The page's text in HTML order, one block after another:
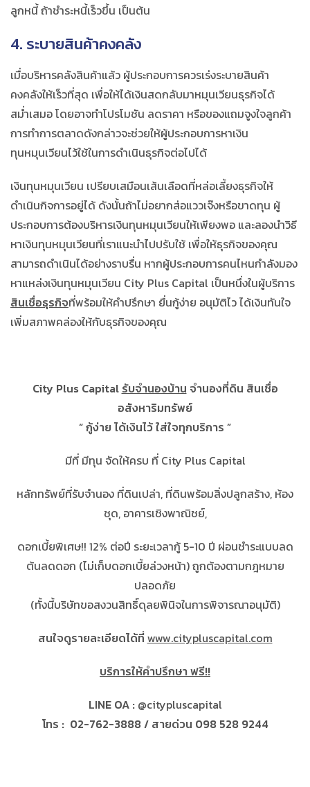
ลูกหนี้ ถ้าชำระหนี้เร็วขึ้น เป็นต้น
4. ระบายสินค้าคงคลัง
เมื่อบริหารคลังสินค้าแล้ว ผู้ประกอบการควรเร่งระบายสินค้า
คงคลังให้เร็วที่สุด เพื่อให้ได้เงินสดกลับมาหมุนเวียนธุรกิจได้
สม่ำเสมอ โดยอาจทำโปรโมชัน ลดราคา หรือของแถมจูงใจลูกค้า
การทำการตลาดดังกล่าวจะช่วยให้ผู้ประกอบการหาเงิน
ทุนหมุนเวียนไว้ใช้ในการดำเนินธุรกิจต่อไปได้
เงินทุนหมุนเวียน เปรียบเสมือนเส้นเลือดที่หล่อเลี้ยงธุรกิจให้
ดำเนินกิจการอยู่ได้ ดังนั้นถ้าไม่อยากส่อแววเจ๊งหรือขาดทุน ผู้
ประกอบการต้องบริหารเงินทุนหมุนเวียนให้เพียงพอ และลองนำวิธี
หาเงินทุนหมุนเวียนที่เราแนะนำไปปรับใช้ เพื่อให้ธุรกิจของคุณ
สามารถดำเนินได้อย่างราบรื่น หากผู้ประกอบการคนไหนกำลังมอง
หาแหล่งเงินทุนหมุนเวียน City Plus Capital เป็นหนึ่งในผู้บริการ
สินเชื่อธุรกิจที่พร้อมให้คำปรึกษา ยื่นกู้ง่าย อนุมัติไว ได้เงินทันใจ
เพิ่มสภาพคล่องให้กับธุรกิจของคุณ
City Plus Capital รับจำนองบ้าน จำนองที่ดิน สินเชื่อ
อสังหาริมทรัพย์
“ กู้ง่าย ได้เงินไว้ ใส่ใจทุกบริการ ”
มีที่ มีทุน จัดให้ครบ ที่ City Plus Capital
หลักทรัพย์ที่รับจำนอง ที่ดินเปล่า, ที่ดินพร้อมสิ่งปลูกสร้าง, ห้อง
ชุด, อาคารเชิงพาณิชย์,
ดอกเบี้ยพิเศษ!! 12% ต่อปี ระยะเวลากู้ 5-10 ปี ผ่อนชำระแบบลด
ต้นลดดอก (ไม่เก็บดอกเบี้ยล่วงหน้า) ถูกต้องตามกฎหมาย
ปลอดภัย
(ทั้งนี้บริษัทขอสงวนสิทธิ์ดุลยพินิจในการพิจารณาอนุมัติ)
สนใจดูรายละเอียดได้ที่www.citypluscapital.com
บริการให้คำปรึกษาฟรี!!
LINE OA :@citypluscapital
โทร : 02-762-3888 / สายด่วน 098 528 9244